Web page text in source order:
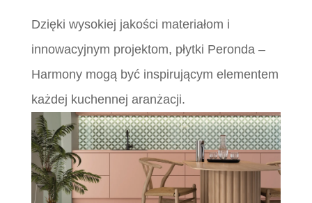
Dzięki wysokiej jakości materiałom i
innowacyjnym projektom, płytki Peronda –
Harmony mogą być inspirującym elementem
każdej kuchennej aranżacji.